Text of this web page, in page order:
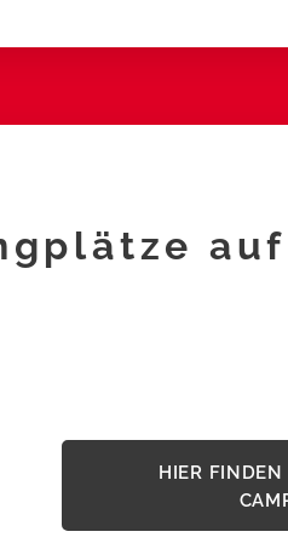
HIER FINDEN